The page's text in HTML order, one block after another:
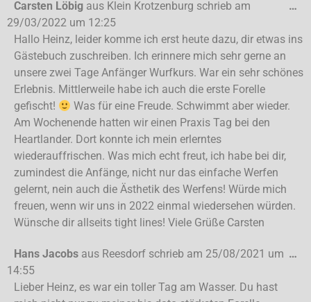
Carsten Löbig aus Klein Krotzenburg schrieb am
29/03/2022 um 12:25
Hallo Heinz, leider komme ich erst heute dazu, dir etwas ins
Gästebuch zuschreiben. Ich erinnere mich sehr gerne an
unsere zwei Tage Anfänger Wurfkurs. War ein sehr schönes
Erlebnis. Mittlerweile habe ich auch die erste Forelle
gefischt!
Was für eine Freude. Schwimmt aber wieder.
Am Wochenende hatten wir einen Praxis Tag bei den
Heartlander. Dort konnte ich mein erlerntes
wiederauffrischen. Was mich echt freut, ich habe bei dir,
zumindest die Anfänge, nicht nur das einfache Werfen
gelernt, nein auch die Ästhetik des Werfens! Würde mich
freuen, wenn wir uns in 2022 einmal wiedersehen würden.
Wünsche dir allseits tight lines! Viele Grüße Carsten
…
Hans Jacobs aus Reesdorf schrieb am 25/08/2021 um
14:55
Lieber Heinz, es war ein toller Tag am Wasser. Du hast
…